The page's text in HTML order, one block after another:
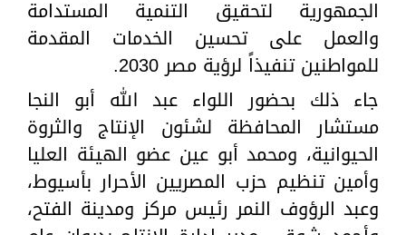
الجمهورية لتحقيق التنمية المستدامة
والعمل على تحسين الخدمات المقدمة
للمواطنين تنفيذاً لرؤية مصر 2030.
جاء ذلك بحضور اللواء عبد الله أبو النجا
مستشار المحافظة لشئون الإنتاج والثروة
الحيوانية، ومحمد أبو عين عضو الهيئة العليا
وأمين تنظيم حزب المصريين الأحرار بأسيوط،
وعبد الرؤوف النمر رئيس مركز ومدينة الفتح،